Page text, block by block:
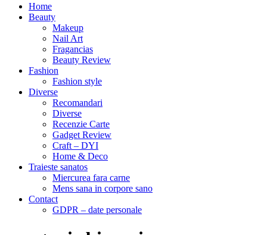
Home
Beauty
Makeup
Nail Art
Fragancias
Beauty Review
Fashion
Fashion style
Diverse
Recomandari
Diverse
Recenzie Carte
Gadget Review
Craft – DYI
Home & Deco
Traieste sanatos
Miercurea fara carne
Mens sana in corpore sano
Contact
GDPR – date personale